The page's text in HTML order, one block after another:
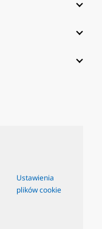
Ustawienia
plików cookie